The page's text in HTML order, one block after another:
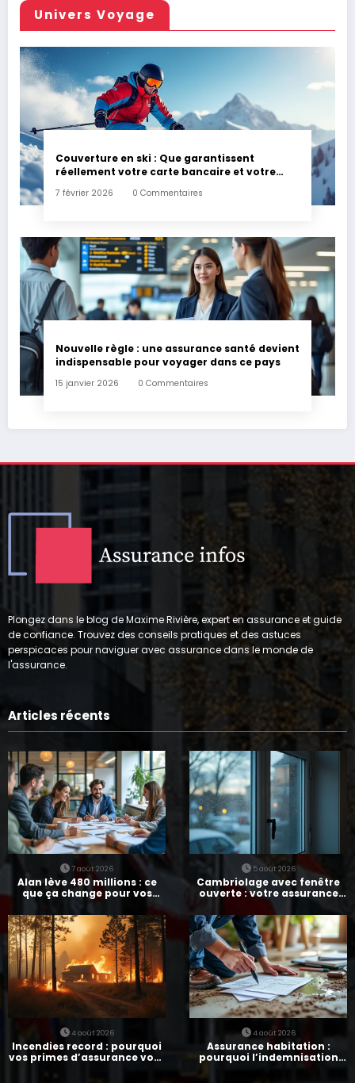
Univers Voyage
Couverture en ski : Que garantissent
réellement votre carte bancaire et votre
7 février 2026 0 Commentaires
Nouvelle règle : une assurance santé devient
indispensable pour voyager dans ce pays
15 janvier 2026 0 Commentaires
Plongez dans le blog de Maxime Rivière, expert en assurance et guide
de confiance. Trouvez des conseils pratiques et des astuces
perspicaces pour naviguer avec assurance dans le monde de
l'assurance.
Articles récents
7 août 2026
Alan lève 480 millions : ce
que ça change pour vos
assurances
5 août 2026
Cambriolage avec fenêtre
ouverte : votre assurance
paie-t-elle ?
4 août 2026
Incendies record : pourquoi
vos primes d’assurance vont
4 août 2026
Assurance habitation :
pourquoi l’indemnisation
prend parfois 7 mois